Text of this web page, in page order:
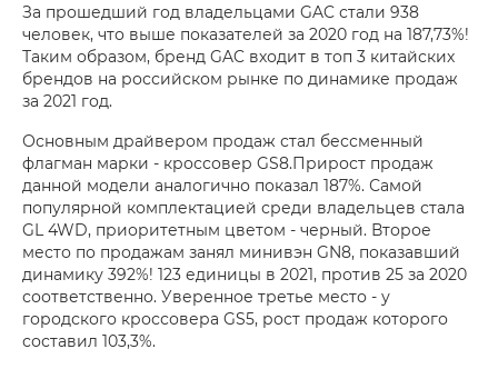
За прошедший год владельцами GAC стали 938
человек, что выше показателей за 2020 год на 187,73%!
Таким образом, бренд GAC входит в топ 3 китайских
брендов на российском рынке по динамике продаж
за 2021 год.
Основным драйвером продаж стал бессменный
флагман марки - кроссовер GS8.Прирост продаж
данной модели аналогично показал 187%. Самой
популярной комплектацией среди владельцев стала
GL 4WD, приоритетным цветом - черный. Второе
место по продажам занял минивэн GN8, показавший
динамику 392%! 123 единицы в 2021, против 25 за 2020
соответственно. Уверенное третье место - у
городского кроссовера GS5, рост продаж которого
составил 103,3%.